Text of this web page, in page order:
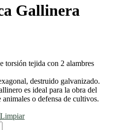
Gallinera
torsión tejida con 2 alambres
destruido galvanizado.
es ideal para la obra del
animales o defensa de cultivos.
Limpiar